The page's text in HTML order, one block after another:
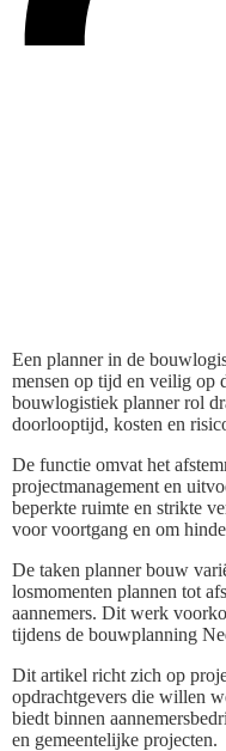
Een planner in de
mensen op tijd en veilig op
bouwlogistiek planner rol
doorlooptijd, kosten en
De functie omvat het
projectmanagement en
beperkte ruimte en strikte
voor voortgang en om
De taken planner bouw
losmomenten plannen tot
aannemers. Dit werk
tijdens de bouwplanning
Dit artikel richt zich op
opdrachtgevers die willen
biedt binnen
en gemeentelijke projecten.